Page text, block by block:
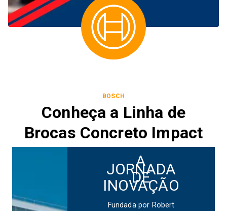
BOSCH
Conheça a Linha de
Brocas Concreto Impact
A
JORNADA
DE
INOVAÇÃO
Fundada por Robert